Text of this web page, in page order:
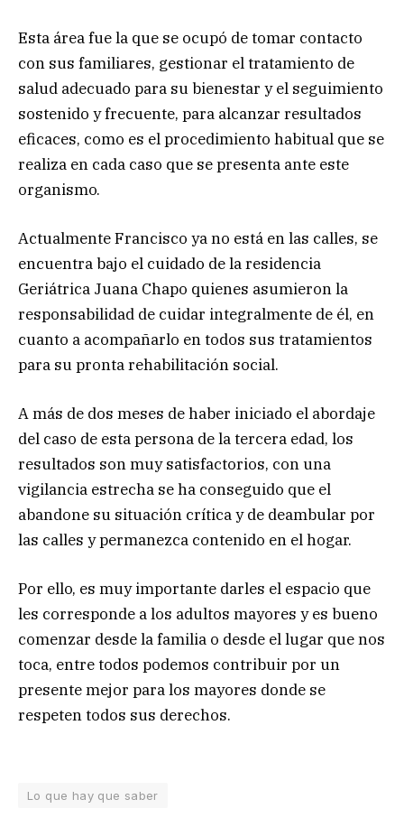
Esta área fue la que se ocupó de tomar contacto
con sus familiares, gestionar el tratamiento de
salud adecuado para su bienestar y el seguimiento
sostenido y frecuente, para alcanzar resultados
eficaces, como es el procedimiento habitual que se
realiza en cada caso que se presenta ante este
organismo.
Actualmente Francisco ya no está en las calles, se
encuentra bajo el cuidado de la residencia
Geriátrica Juana Chapo quienes asumieron la
responsabilidad de cuidar integralmente de él, en
cuanto a acompañarlo en todos sus tratamientos
para su pronta rehabilitación social.
A más de dos meses de haber iniciado el abordaje
del caso de esta persona de la tercera edad, los
resultados son muy satisfactorios, con una
vigilancia estrecha se ha conseguido que el
abandone su situación crítica y de deambular por
las calles y permanezca contenido en el hogar.
Por ello, es muy importante darles el espacio que
les corresponde a los adultos mayores y es bueno
comenzar desde la familia o desde el lugar que nos
toca, entre todos podemos contribuir por un
presente mejor para los mayores donde se
respeten todos sus derechos.
Lo que hay que saber